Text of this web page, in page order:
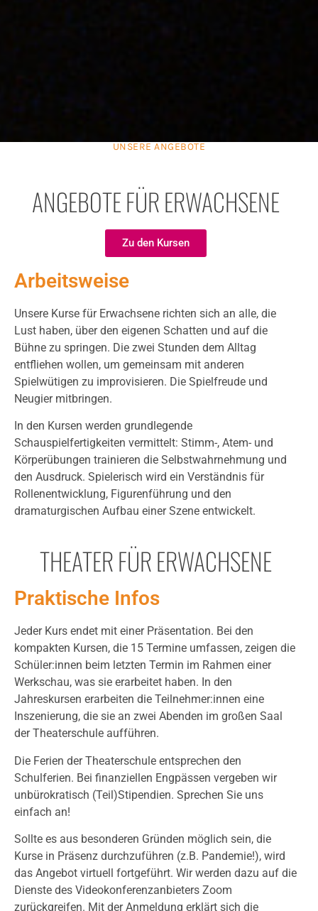
UNSERE ANGEBOTE
ANGEBOTE FÜR ERWACHSENE
Zu den Kursen
Arbeitsweise
Unsere Kurse für Erwachsene richten sich an alle, die
Lust haben, über den eigenen Schatten und auf die
Bühne zu springen. Die zwei Stunden dem Alltag
entfliehen wollen, um gemeinsam mit anderen
Spielwütigen zu improvisieren. Die Spielfreude und
Neugier mitbringen.
In den Kursen werden grundlegende
Schauspielfertigkeiten vermittelt: Stimm-, Atem- und
Körperübungen trainieren die Selbstwahrnehmung und
den Ausdruck. Spielerisch wird ein Verständnis für
Rollenentwicklung, Figurenführung und den
dramaturgischen Aufbau einer Szene entwickelt.
THEATER FÜR ERWACHSENE
Praktische Infos
Jeder Kurs endet mit einer Präsentation. Bei den
kompakten Kursen, die 15 Termine umfassen, zeigen die
Schüler:innen beim letzten Termin im Rahmen einer
Werkschau, was sie erarbeitet haben. In den
Jahreskursen erarbeiten die Teilnehmer:innen eine
Inszenierung, die sie an zwei Abenden im großen Saal
der Theaterschule aufführen.
Die Ferien der Theaterschule entsprechen den
Schulferien. Bei finanziellen Engpässen vergeben wir
unbürokratisch (Teil)Stipendien. Sprechen Sie uns
einfach an!
Sollte es aus besonderen Gründen möglich sein, die
Kurse in Präsenz durchzuführen (z.B. Pandemie!), wird
das Angebot virtuell fortgeführt. Wir werden dazu auf die
Dienste des Videokonferenzanbieters Zoom
zurückgreifen. Mit der Anmeldung erklärt sich die